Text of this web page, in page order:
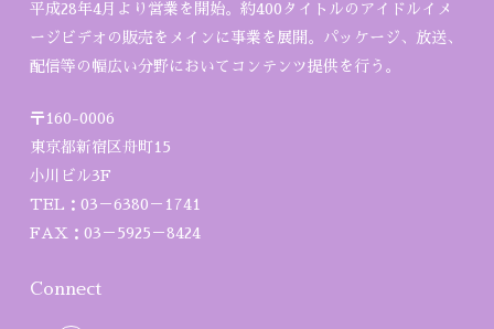
平成28年4月より営業を開始。約400タイトルのアイドルイメ
ージビデオの販売をメインに事業を展開。パッケージ、放送、
配信等の幅広い分野においてコンテンツ提供を行う。
〒160-0006
東京都新宿区舟町15
小川ビル3F
TEL：03－6380－1741
FAX：03－5925－8424
Connect